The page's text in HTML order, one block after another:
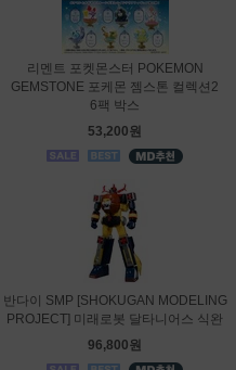
리멘트 포켓몬스터 POKEMON
GEMSTONE 포케몬 젬스톤 컬렉션2
6팩 박스
53,200원
반다이 SMP [SHOKUGAN MODELING
PROJECT] 미래로봇 달타니어스 식완
96,800원